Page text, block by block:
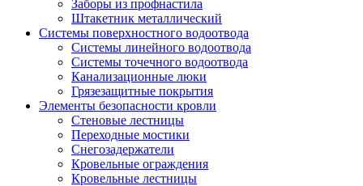
Заборы из профнастила
Штакетник металлический
Системы поверхностного водоотвода
Системы линейного водоотвода
Системы точечного водоотвода
Канализационные люки
Грязезащитные покрытия
Элементы безопасности кровли
Стеновые лестницы
Переходные мостики
Снегозадержатели
Кровельные ограждения
Кровельные лестницы